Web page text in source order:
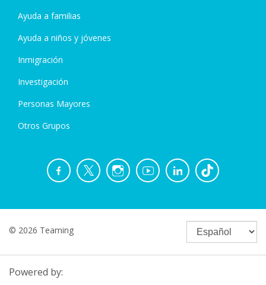
Ayuda a familias
Ayuda a niños y jóvenes
Inmigración
Investigación
Personas Mayores
Otros Grupos
© 2026 Teaming
Powered by: